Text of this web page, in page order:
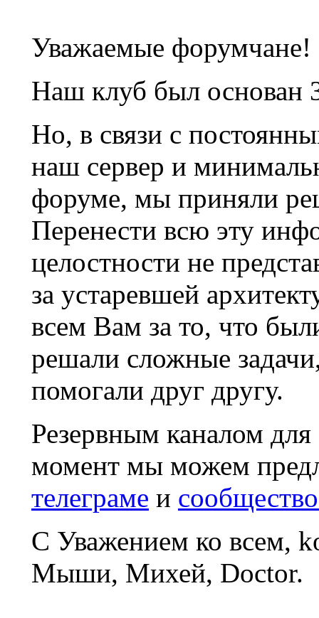
Уважаемые форумчане!
Наш клуб был основан
Но, в связи с
наш сервер и
форуме, мы приняли
Перенести всю эту
целостности не
за устаревшей
всем Вам за то, что
решали сложные
помогали друг другу.
Резервным каналом
момент мы можем
телеграме и
С Уважением ко всем,
Мыши, Михей, Doctor.